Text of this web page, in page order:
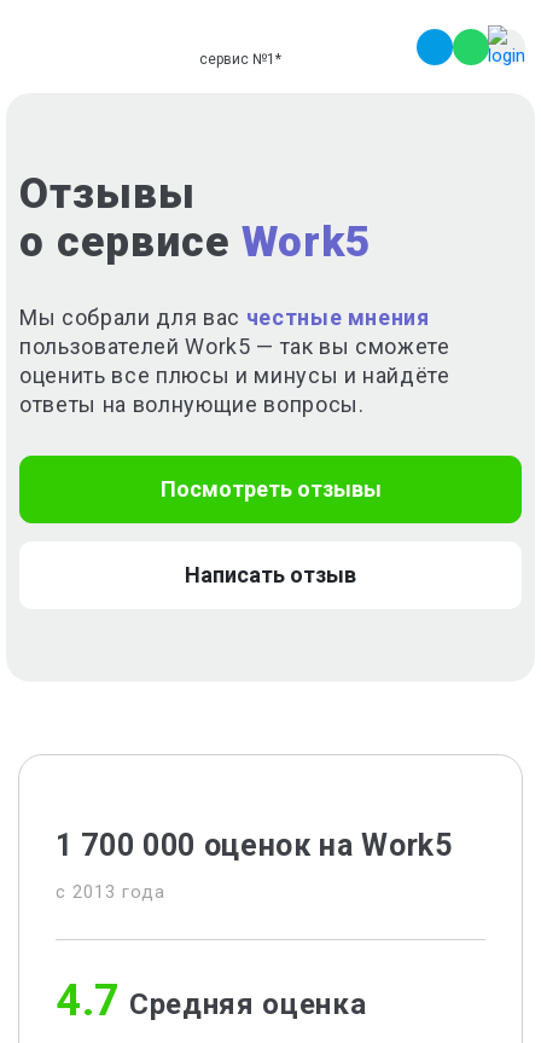
сервис №1 *
Отзывы
о сервисе Work5
Мы собрали для вас честные мнения
пользователей Work5 — так вы сможете
оценить все плюсы и минусы и найдёте
ответы на волнующие вопросы.
Посмотреть отзывы
Написать отзыв
1 700 000 оценок на Work5
c 2013 года
4.7 Средняя оценка